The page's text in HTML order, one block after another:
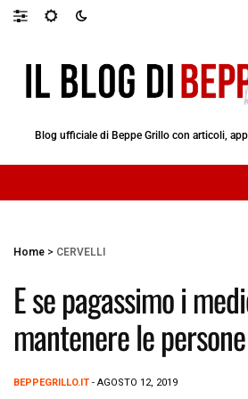
Blog ufficiale di Beppe Grillo con articoli,
Home > CERVELLI
E se pagassimo i
mantenere le
BEPPEGRILLO.IT - AGOSTO 12, 2019